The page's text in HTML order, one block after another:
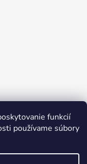
funkcií
používame súbory